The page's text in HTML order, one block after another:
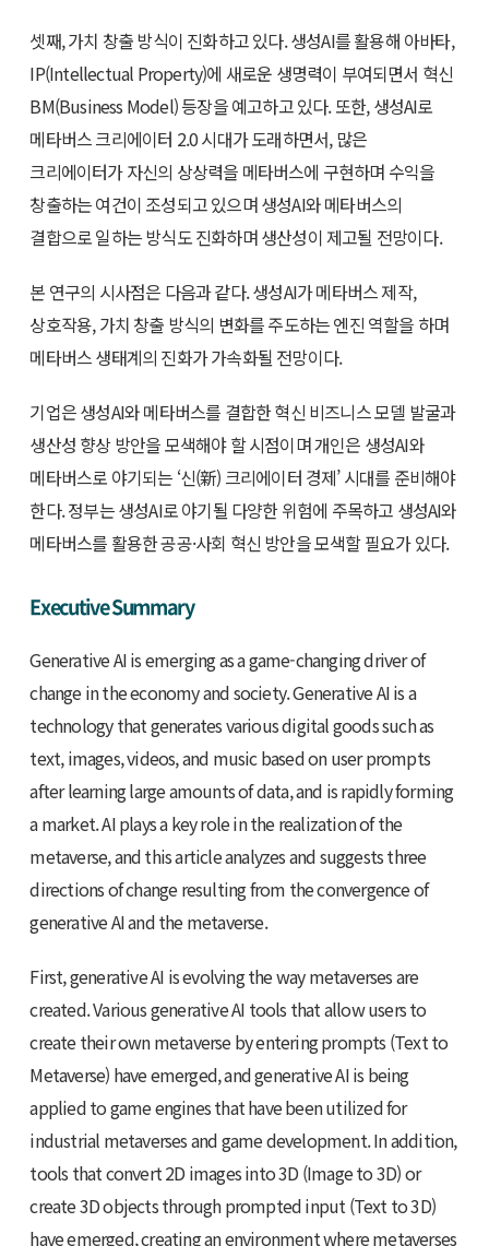
셋째, 가치 창출 방식이 진화하고 있다. 생성AI를 활용해 아바타,
IP(Intellectual Property)에 새로운 생명력이 부여되면서 혁신
BM(Business Model) 등장을 예고하고 있다. 또한, 생성AI로
메타버스 크리에이터 2.0 시대가 도래하면서, 많은
크리에이터가 자신의 상상력을 메타버스에 구현하며 수익을
창출하는 여건이 조성되고 있으며 생성AI와 메타버스의
결합으로 일하는 방식도 진화하며 생산성이 제고될 전망이다.
본 연구의 시사점은 다음과 같다. 생성AI가 메타버스 제작,
상호작용, 가치 창출 방식의 변화를 주도하는 엔진 역할을 하며
메타버스 생태계의 진화가 가속화될 전망이다.
기업은 생성AI와 메타버스를 결합한 혁신 비즈니스 모델 발굴과
생산성 향상 방안을 모색해야 할 시점이며 개인은 생성AI와
메타버스로 야기되는 ‘신(新) 크리에이터 경제’ 시대를 준비해야
한다. 정부는 생성AI로 야기될 다양한 위험에 주목하고 생성AI와
메타버스를 활용한 공공·사회 혁신 방안을 모색할 필요가 있다.
Executive Summary
Generative AI is emerging as a game-changing driver of
change in the economy and society. Generative AI is a
technology that generates various digital goods such as
text, images, videos, and music based on user prompts
after learning large amounts of data, and is rapidly forming
a market. AI plays a key role in the realization of the
metaverse, and this article analyzes and suggests three
directions of change resulting from the convergence of
generative AI and the metaverse.
First, generative AI is evolving the way metaverses are
created. Various generative AI tools that allow users to
create their own metaverse by entering prompts (Text to
Metaverse) have emerged, and generative AI is being
applied to game engines that have been utilized for
industrial metaverses and game development. In addition,
tools that convert 2D images into 3D (Image to 3D) or
create 3D objects through prompted input (Text to 3D)
have emerged, creating an environment where metaverses